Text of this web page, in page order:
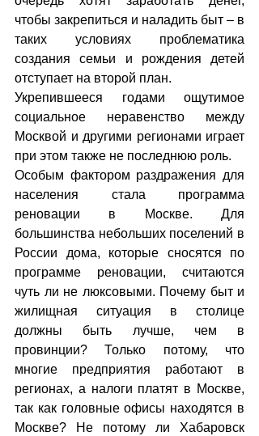
чтобы закрепиться и наладить быт – в
таких условиях проблематика
создания семьи и рождения детей
отступает на второй план.
Укрепившееся годами ощутимое
социальное неравенство между
Москвой и другими регионами играет
при этом также не последнюю роль.
Особым фактором раздражения для
населения стала программа
реновации в Москве. Для
большинства небольших поселений в
России дома, которые сносятся по
программе реновации, считаются
чуть ли не люксовыми. Почему быт и
жилищная ситуация в столице
должны быть лучше, чем в
провинции? Только потому, что
многие предприятия работают в
регионах, а налоги платят в Москве,
так как головные офисы находятся в
Москве? Не потому ли Хабаровск